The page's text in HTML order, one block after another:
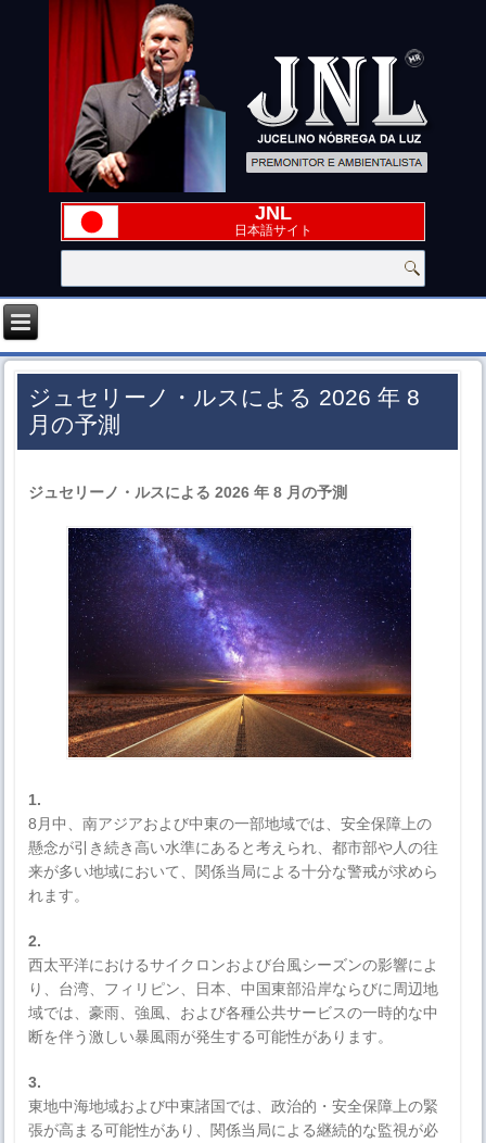
JNL
日本語サイト
ジュセリーノ・ルスによる 2026 年 8
月の予測
ジュセリーノ・ルスによる 2026 年 8 月の予測
1.
8月中、南アジアおよび中東の一部地域では、安全保障上の
懸念が引き続き高い水準にあると考えられ、都市部や人の往
来が多い地域において、関係当局による十分な警戒が求めら
れます。
2.
西太平洋におけるサイクロンおよび台風シーズンの影響によ
り、台湾、フィリピン、日本、中国東部沿岸ならびに周辺地
域では、豪雨、強風、および各種公共サービスの一時的な中
断を伴う激しい暴風雨が発生する可能性があります。
3.
東地中海地域および中東諸国では、政治的・安全保障上の緊
張が高まる可能性があり、関係当局による継続的な監視が必